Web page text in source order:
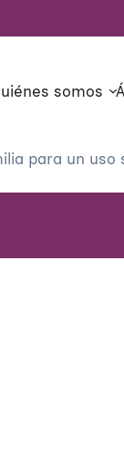
somos
para un uso